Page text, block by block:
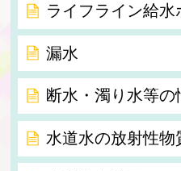
ライフライン給水
漏水
断水・濁り水等の
水道水の放射性物